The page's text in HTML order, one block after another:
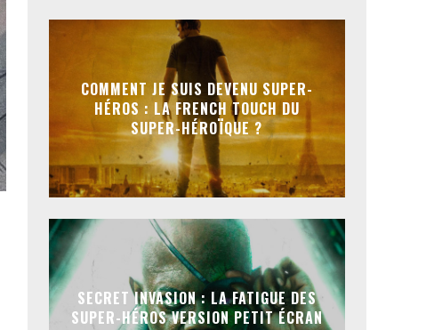
COMMENT JE SUIS DEVENU SUPER-
HÉROS : LA FRENCH TOUCH DU
SUPER-HÉROÏQUE ?
SECRET INVASION : LA FATIGUE DES
SUPER-HÉROS VERSION PETIT ÉCRAN